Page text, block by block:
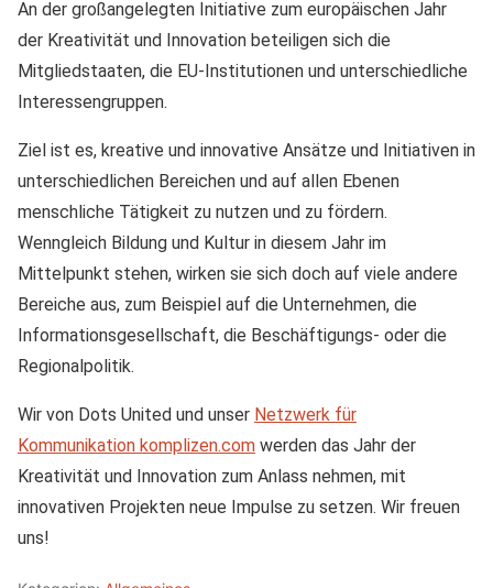
An der großangelegten Initiative zum europäischen Jahr
der Kreativität und Innovation beteiligen sich die
Mitgliedstaaten, die EU-Institutionen und unterschiedliche
Interessengruppen.
Ziel ist es, kreative und innovative Ansätze und Initiativen in
unterschiedlichen Bereichen und auf allen Ebenen
menschliche Tätigkeit zu nutzen und zu fördern.
Wenngleich Bildung und Kultur in diesem Jahr im
Mittelpunkt stehen, wirken sie sich doch auf viele andere
Bereiche aus, zum Beispiel auf die Unternehmen, die
Informationsgesellschaft, die Beschäftigungs- oder die
Regionalpolitik.
Wir von Dots United und unser Netzwerk für
Kommunikation komplizen.com werden das Jahr der
Kreativität und Innovation zum Anlass nehmen, mit
innovativen Projekten neue Impulse zu setzen. Wir freuen
uns!